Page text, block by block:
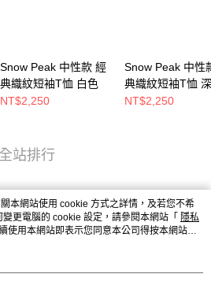
Snow Peak 中性款 經
典織紋短袖T恤 白色
NT$2,250
Snow Peak 中性
典織紋短袖T恤
色
NT$2,250
全站排行
本網站使用 cookie 方式之詳情，及若您不希
更電腦的 cookie 設定，請參閱本網站「 隱私
使用本網站即表示您同意本公司得按本網站使
。